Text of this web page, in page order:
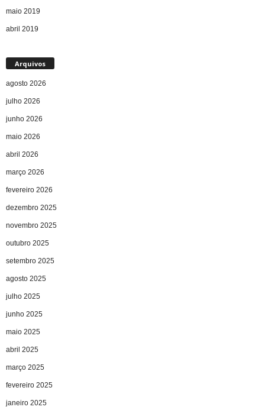
maio 2019
abril 2019
Arquivos
agosto 2026
julho 2026
junho 2026
maio 2026
abril 2026
março 2026
fevereiro 2026
dezembro 2025
novembro 2025
outubro 2025
setembro 2025
agosto 2025
julho 2025
junho 2025
maio 2025
abril 2025
março 2025
fevereiro 2025
janeiro 2025